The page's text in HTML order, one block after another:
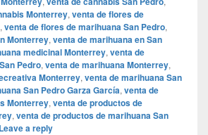
Monterrey, venta de flores de
, venta de flores de marihuana San Pedro,
Monterrey, venta de marihuana en San
medicinal Monterrey, venta de
Pedro, venta de marihuana Monterrey,
Monterrey, venta de marihuana San
San Pedro Garza García, venta de
Monterrey, venta de productos de
, venta de productos de marihuana San
Leave a reply